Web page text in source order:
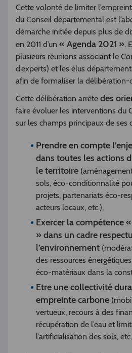
Cette volonté de limiter
du Conseil départemental est
démarche initiée depuis plus de
en 2011 d’un « Agenda 2021 ».
plusieurs réunions associant le
d’experts) et les élus
afin de formaliser la délibération-
Cette délibération arrête des
faire évoluer les interventions du
sur les champs principaux de ses
Prendre en compte
dans toutes les actions
le territoire
sols, éco-conditionnalité
projets, partenariats éco-
acteurs locaux, etc.),
Exercer la compétence
» dans un cadre
l’environnement
des ressources
éco-matériaux dans la
Etre une collectivité
empreinte carbone
vertueux, recours à des
récupération de l’eau et
l’artificialisation des sols,